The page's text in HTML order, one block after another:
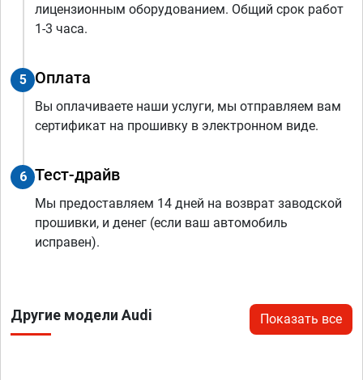
лицензионным оборудованием. Общий срок работ
1-3 часа.
5 Оплата
Вы оплачиваете наши услуги, мы отправляем вам
сертификат на прошивку в электронном виде.
6 Тест-драйв
Мы предоставляем 14 дней на возврат заводской
прошивки, и денег (если ваш автомобиль
исправен).
Другие модели Audi Показать все